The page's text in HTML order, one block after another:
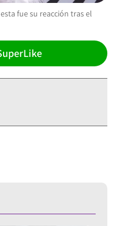
fue su reacción tras el